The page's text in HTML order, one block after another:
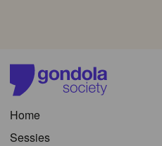
Home
Sessies